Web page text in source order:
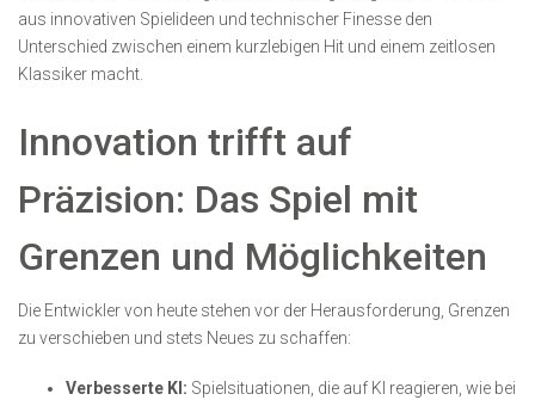
aus innovativen Spielideen und technischer Finesse den
Unterschied zwischen einem kurzlebigen Hit und einem zeitlosen
Klassiker macht.
Innovation trifft auf
Präzision: Das Spiel mit
Grenzen und Möglichkeiten
Die Entwickler von heute stehen vor der Herausforderung, Grenzen
zu verschieben und stets Neues zu schaffen:
Verbesserte KI: Spielsituationen, die auf KI reagieren, wie bei